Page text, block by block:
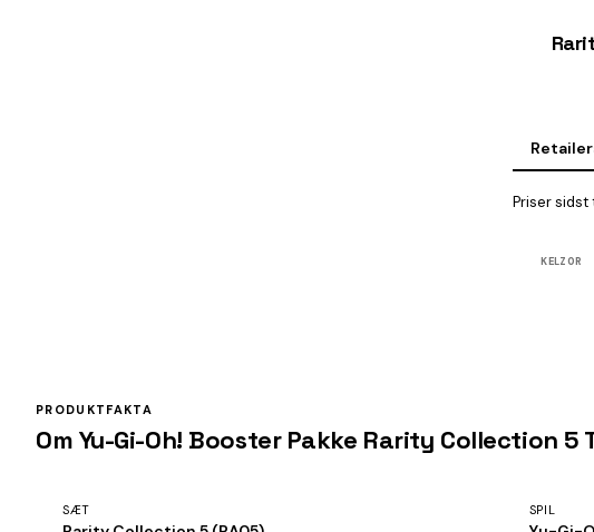
Priser sidst
KELZ0R
PRODUKTFAKTA
Om Yu-Gi-Oh! Booster Pakke Rarity Collection 5
SÆT SPIL